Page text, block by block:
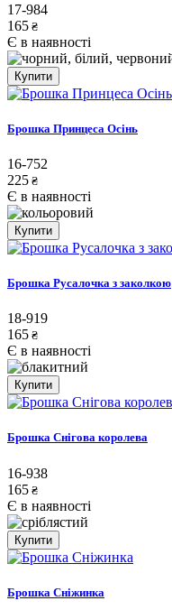
17-984
165 ₴
Є в наявності
Купити
Брошка Принцеса Осінь
16-752
225 ₴
Є в наявності
Купити
Брошка Русалочка з заколкою
18-919
165 ₴
Є в наявності
Купити
Брошка Снігова королева
16-938
165 ₴
Є в наявності
Купити
Брошка Сніжинка